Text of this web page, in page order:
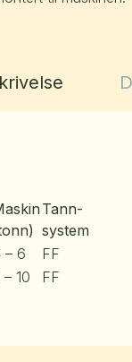
Tann-
system
– 6
FF
– 10 FF